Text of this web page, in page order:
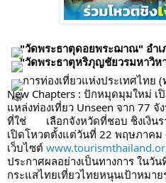
"วัดพระธาตุดอยพระฌาณ" อำเ
"วัดพระธาตุหริภุญชัยวรมหาวิห
การท่องเที่ยวแห่งประเทศไทย (
New Chapters : ปักหมุดมุมใหม่
แหล่งท่องเที่ยว Unseen จาก 77
ที่ใช่       เลือกจังหวัดที่ชอบ ชิงเงิน
เปิดโหวตตั้งแต่วันที่ 22 พฤษภาคม
เว็บไซต์
ประกาศผลอย่างเป็นทางการ ในวั
กระแสไทยเที่ยวไทยหนุนเป้าหมา